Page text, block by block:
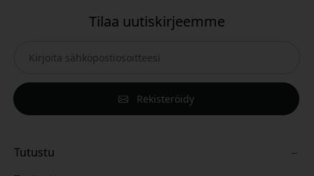
Tilaa uutiskirjeemme
Rekisteröidy
Tutustu